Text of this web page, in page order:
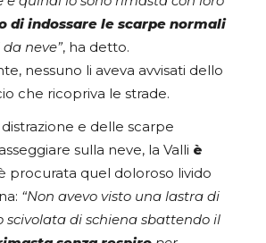
di indossare le scarpe normali
neve”, ha detto.
nessuno li aveva avvisati dello
che ricopriva le strade.
e delle scarpe
sulla neve, la Valli è
procurata quel doloroso livido
“Non avevo visto una lastra di
scivolata di schiena sbattendo il